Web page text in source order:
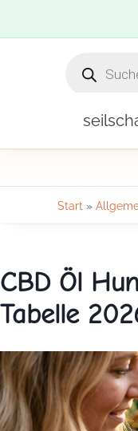
Inhalt
search
Start »
CBD Öl
Tabelle